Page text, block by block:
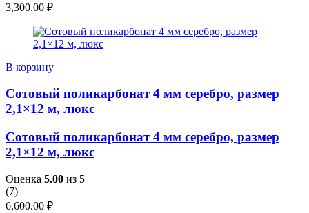
3,300.00 ₽
В корзину
Сотовый поликарбонат 4 мм серебро, размер
2,1×12 м, люкс
Сотовый поликарбонат 4 мм серебро, размер
2,1×12 м, люкс
Оценка 5.00 из 5
(7)
6,600.00 ₽